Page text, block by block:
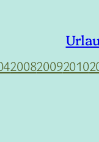
200820092010